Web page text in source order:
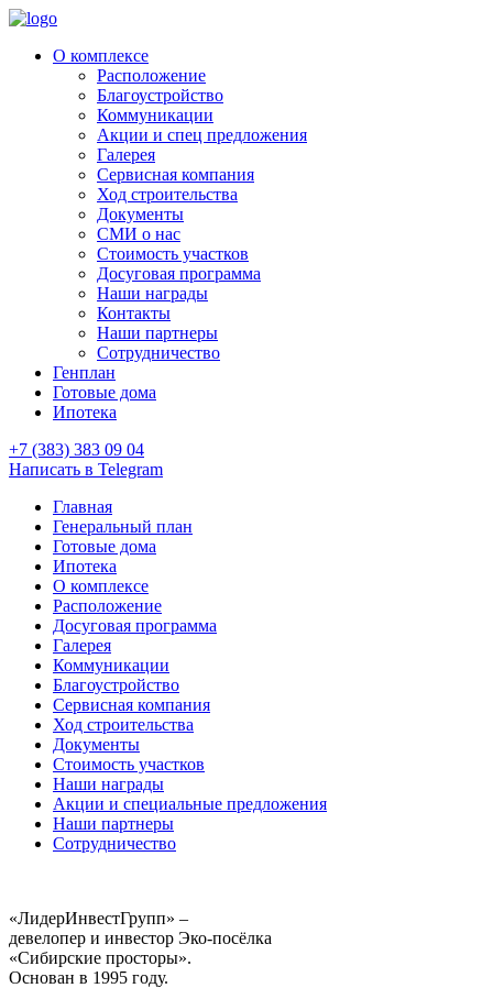
О комплексе
Расположение
Благоустройство
Коммуникации
Акции и спец предложения
Галерея
Сервисная компания
Ход строительства
Документы
СМИ о нас
Стоимость участков
Досуговая программа
Наши награды
Контакты
Наши партнеры
Сотрудничество
Генплан
Готовые дома
Ипотека
+7 (383) 383 09 04
Написать в Telegram
Главная
Генеральный план
Готовые дома
Ипотека
О комплексе
Расположение
Досуговая программа
Галерея
Коммуникации
Благоустройство
Сервисная компания
Ход строительства
Документы
Стоимость участков
Наши награды
Акции и специальные предложения
Наши партнеры
Сотрудничество
«ЛидерИнвестГрупп» –
девелопер и инвестор Эко-посёлка
«Сибирские просторы».
Основан в 1995 году.